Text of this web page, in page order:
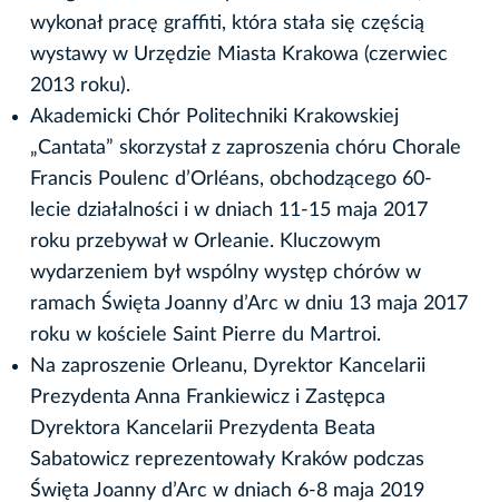
wykonał pracę graffiti, która stała się częścią
wystawy w Urzędzie Miasta Krakowa (czerwiec
2013 roku).
Akademicki Chór Politechniki Krakowskiej
„Cantata” skorzystał z zaproszenia chóru Chorale
Francis Poulenc d’Orléans, obchodzącego 60-
lecie działalności i w dniach 11-15 maja 2017
roku przebywał w Orleanie. Kluczowym
wydarzeniem był wspólny występ chórów w
ramach Święta Joanny d’Arc w dniu 13 maja 2017
roku w kościele Saint Pierre du Martroi.
Na zaproszenie Orleanu, Dyrektor Kancelarii
Prezydenta Anna Frankiewicz i Zastępca
Dyrektora Kancelarii Prezydenta Beata
Sabatowicz reprezentowały Kraków podczas
Święta Joanny d’Arc w dniach 6-8 maja 2019